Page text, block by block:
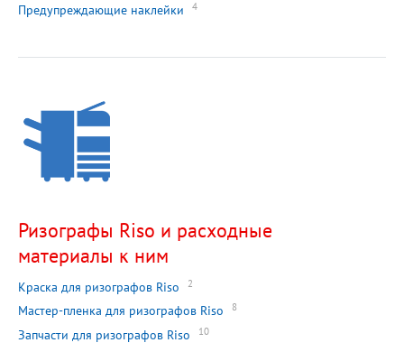
Предупреждающие наклейки 4
Ризографы Riso и расходные
материалы к ним
Краска для ризографов Riso 2
Мастер-пленка для ризографов Riso 8
Запчасти для ризографов Riso 10